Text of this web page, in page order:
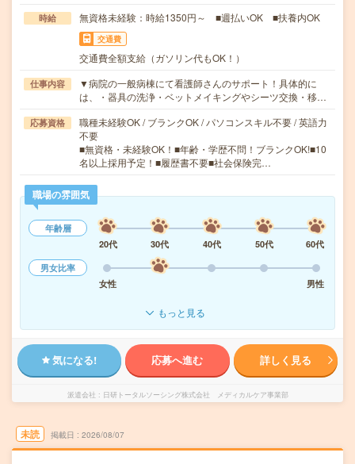
時給 無資格未経験：時給1350円～ ■週払いOK ■扶養内OK
交通費
交通費全額支給（ガソリン代もOK！）
仕事内容
▼病院の一般病棟にて看護師さんのサポート！具体的に
は、・器具の洗浄・ベットメイキングやシーツ交換・移…
応募資格
職種未経験OK / ブランクOK / パソコンスキル不要 / 英語力
不要
■無資格・未経験OK！■年齢・学歴不問！ブランクOK!■10
名以上採用予定！■履歴書不要■社会保険完…
職場の雰囲気
年齢層
20代
30代 40代 50代
60代
男女比率
女性
男性
もっと見る
気になる! 応募へ進む 詳しく見る
派遣会社 日研トータルソーシング株式会社 メディカルケア事業部
未読 掲載日 2026/08/07